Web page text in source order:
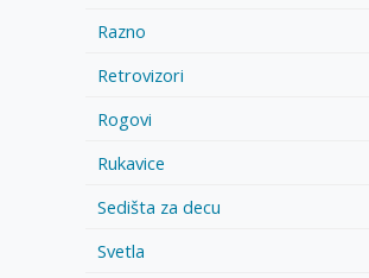
Razno
Retrovizori
Rogovi
Rukavice
Sedišta za decu
Svetla